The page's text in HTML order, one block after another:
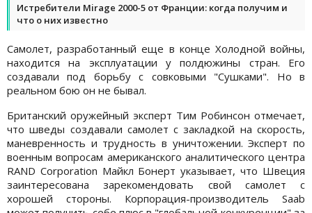
Истребители Mirage 2000-5 от Франции: когда получим и
что о них известно
Самолет, разработанный еще в конце Холодной войны,
находится на эксплуатации у полдюжины стран. Его
создавали под борьбу с совковыми "Сушками". Но в
реальном бою он не бывал.
Британский оружейный эксперт Тим Робинсон отмечает,
что шведы создавали самолет с закладкой на скорость,
маневренность и трудность в уничтожении. Эксперт по
военным вопросам американского аналитического центра
RAND Corporation Майкл Бонерт указывает, что Швеция
заинтересована зарекомендовать свой самолет с
хорошей стороны. Корпорация-производитель Saab